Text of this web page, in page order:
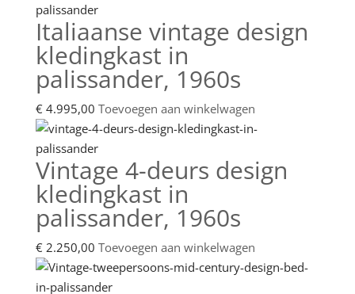
Italiaanse vintage design
kledingkast in
palissander, 1960s
€4.995,00 Toevoegen aan winkelwagen
Vintage 4-deurs design
kledingkast in
palissander, 1960s
€2.250,00 Toevoegen aan winkelwagen